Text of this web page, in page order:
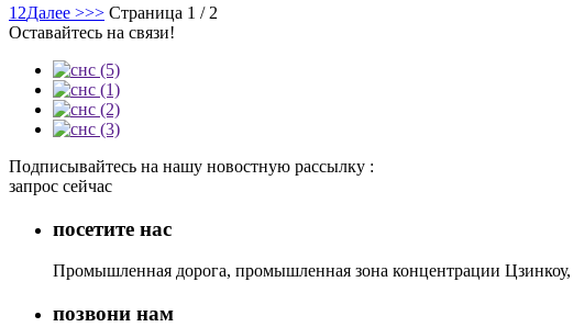
1 2Далее >>> Страница 1 / 2
Оставайтесь на связи!
Подписывайтесь на нашу новостную рассылку :
запрос сейчас
посетите нас
Промышленная дорога, промышленная зона концентрации
позвони нам